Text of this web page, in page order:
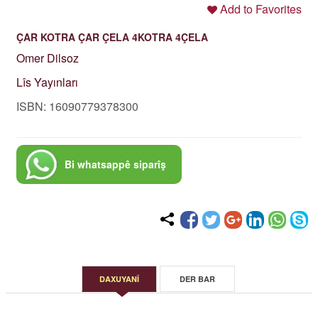
Add to Favorites
ÇAR KOTRA ÇAR ÇELA 4KOTRA 4ÇELA
Omer Dilsoz
Lîs Yayınları
ISBN: 16090779378300
Bi whatsappê siparîş
DAXUYANÎ DER BAR